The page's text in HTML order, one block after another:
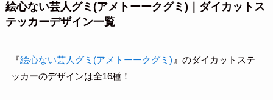
絵心ない芸人グミ(アメトーークグミ)｜ダイカットス
テッカーデザイン一覧
『絵心ない芸人グミ(アメトーークグミ) 』のダイカットステ
ッカーのデザインは全16種！